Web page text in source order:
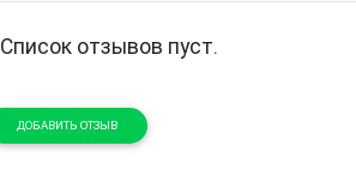
Список отзывов пуст.
ДОБАВИТЬ ОТЗЫВ